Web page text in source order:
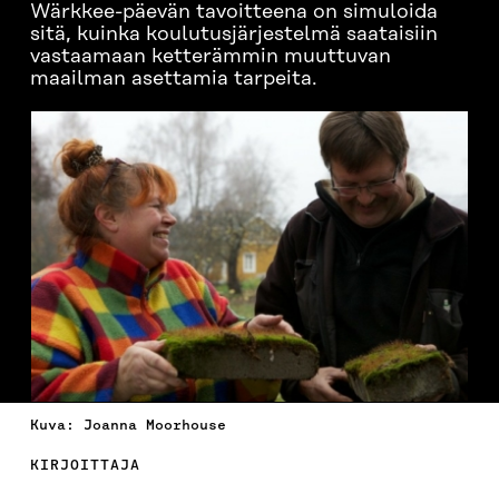
Wärkkee-päevän tavoitteena on simuloida
sitä, kuinka koulutusjärjestelmä saataisiin
vastaamaan ketterämmin muuttuvan
maailman asettamia tarpeita.
Kuva: Joanna Moorhouse
KIRJOITTAJA